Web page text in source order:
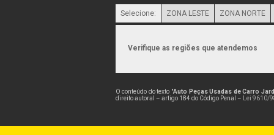
Selecione: ZONA LESTE ZONA NORTE
Verifique as regiões que atendemos
O conteúdo do texto "Auto Peças Usadas de Carro
direito autoral – artigo 184 do Código Penal – Lei 9610/